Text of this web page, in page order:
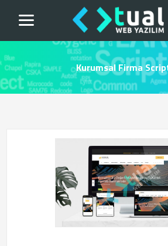
Kurumsal Firma